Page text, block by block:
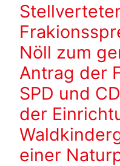
Nöll zum
Antrag der
SPD und
der
einer